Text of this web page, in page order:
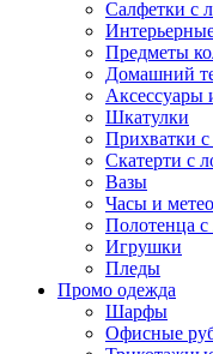
Салфетки с
Предметы
Домашний
Аксессуары
Шкатулки
Прихватки
Скатерти с
Вазы
Часы и
Полотенца
Игрушки
Пледы
Промо одежда
Шарфы
Офисные